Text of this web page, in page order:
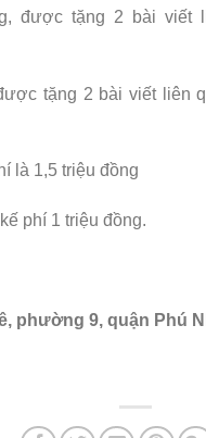
được tặng 2 bài viết
tặng 2 bài viết liên
là 1,5 triệu đồng
phí 1 triệu đồng.
phường 9, quận Phú